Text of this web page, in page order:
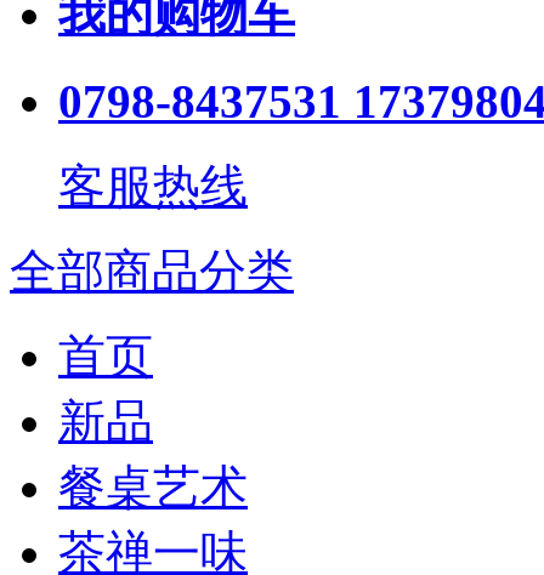
我的购物车
0798-8437531
客服热线
全部商品分类
首页
新品
餐桌艺术
茶禅一味